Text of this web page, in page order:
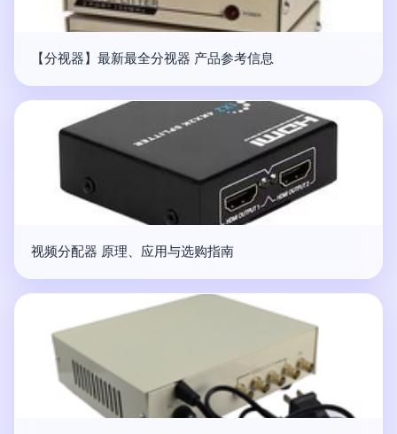
【分视器】最新最全分视器 产品参考信息
视频分配器 原理、应用与选购指南